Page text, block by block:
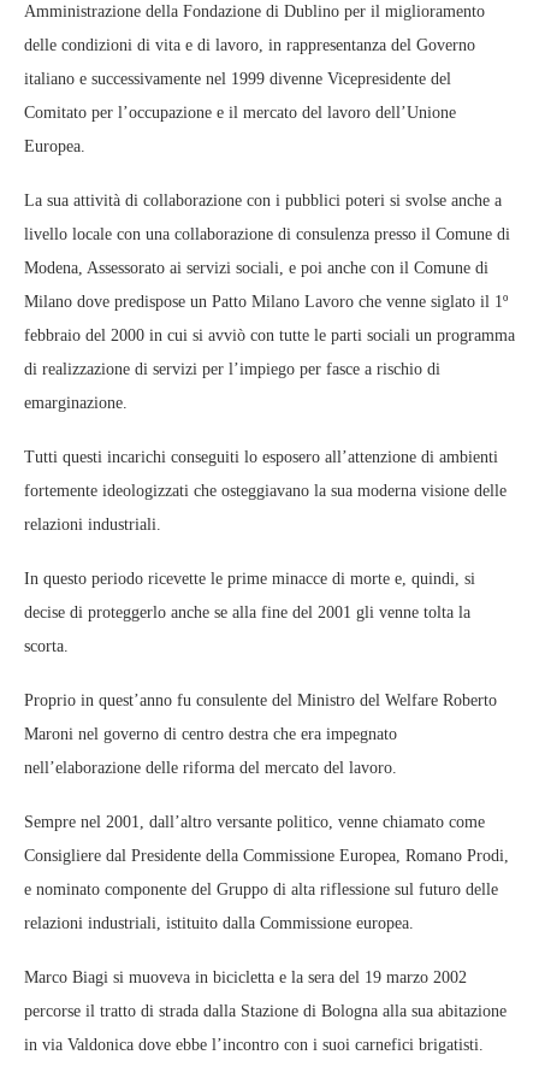
Amministrazione della Fondazione di Dublino per il miglioramento
delle condizioni di vita e di lavoro, in rappresentanza del Governo
italiano e successivamente nel 1999 divenne Vicepresidente del
Comitato per l’occupazione e il mercato del lavoro dell’Unione
Europea.
La sua attività di collaborazione con i pubblici poteri si svolse anche a
livello locale con una collaborazione di consulenza presso il Comune di
Modena, Assessorato ai servizi sociali, e poi anche con il Comune di
Milano dove predispose un Patto Milano Lavoro che venne siglato il 1º
febbraio del 2000 in cui si avviò con tutte le parti sociali un programma
di realizzazione di servizi per l’impiego per fasce a rischio di
emarginazione.
Tutti questi incarichi conseguiti lo esposero all’attenzione di ambienti
fortemente ideologizzati che osteggiavano la sua moderna visione delle
relazioni industriali.
In questo periodo ricevette le prime minacce di morte e, quindi, si
decise di proteggerlo anche se alla fine del 2001 gli venne tolta la
scorta.
Proprio in quest’anno fu consulente del Ministro del Welfare Roberto
Maroni nel governo di centro destra che era impegnato
nell’elaborazione delle riforma del mercato del lavoro.
Sempre nel 2001, dall’altro versante politico, venne chiamato come
Consigliere dal Presidente della Commissione Europea, Romano Prodi,
e nominato componente del Gruppo di alta riflessione sul futuro delle
relazioni industriali, istituito dalla Commissione europea.
Marco Biagi si muoveva in bicicletta e la sera del 19 marzo 2002
percorse il tratto di strada dalla Stazione di Bologna alla sua abitazione
in via Valdonica dove ebbe l’incontro con i suoi carnefici brigatisti.